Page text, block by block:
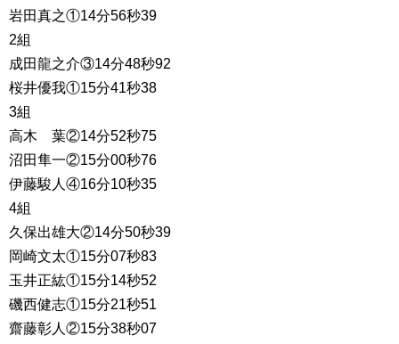
岩田真之①14分56秒39
2組
成田龍之介③14分48秒92
桜井優我①15分41秒38
3組
高木 葉②14分52秒75
沼田隼一②15分00秒76
伊藤駿人④16分10秒35
4組
久保出雄大②14分50秒39
岡崎文太①15分07秒83
玉井正紘①15分14秒52
磯西健志①15分21秒51
齋藤彰人②15分38秒07